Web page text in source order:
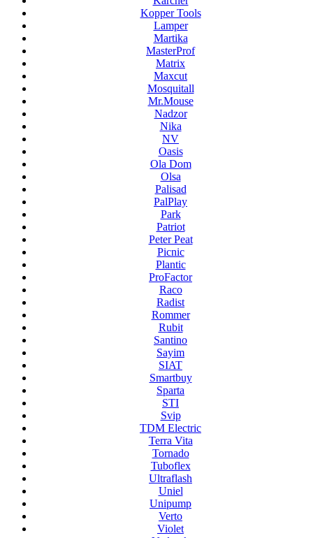
Kopper Tools
Lamper
Martika
MasterProf
Matrix
Maxcut
Mosquitall
Mr.Mouse
Nadzor
Nika
NV
Oasis
Ola Dom
Olsa
Palisad
PalPlay
Park
Patriot
Peter Peat
Picnic
Plantic
ProFactor
Raco
Radist
Rommer
Rubit
Santino
Sayim
SIAT
Smartbuy
Sparta
STI
Svip
TDM Electric
Terra Vita
Tornado
Tuboflex
Ultraflash
Uniel
Unipump
Verto
Violet